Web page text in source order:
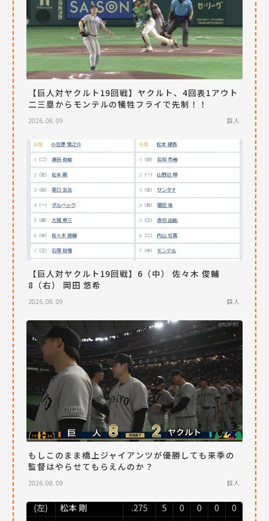
【巨人対ヤクルト19回戦】ヤクルト、4回表1アウト
二三塁からモンテルの犠牲フライで先制！！
2026.08.09 巨人
【巨人対ヤクルト19回戦】6（中） 佐々木 俊輔
8（右） 岡田 悠希
2026.08.09 巨人
もしこのまま橋上ジャイアンツが優勝しても来季の
監督はやらせてもらえんのか？
2026.08.09 巨人